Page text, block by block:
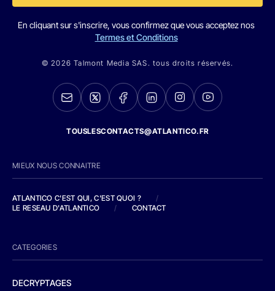
En cliquant sur s'inscrire, vous confirmez que vous acceptez nos
Termes et Conditions
© 2026 Talmont Media SAS. tous droits réservés.
TOUSLESCONTACTS@ATLANTICO.FR
MIEUX NOUS CONNAITRE
ATLANTICO C'EST QUI, C'EST QUOI ?
/
LE RESEAU D'ATLANTICO
/ CONTACT
CATEGORIES
DECRYPTAGES